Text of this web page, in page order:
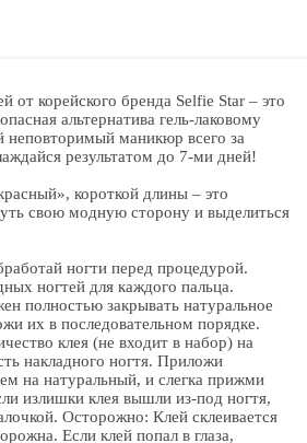
от корейского бренда Selfie Star – это
альтернатива гель-лаковому
маникюр всего за
результатом до 7-ми дней!
короткой длины – это
свою модную сторону и выделиться
ногти перед процедурой.
ногтей для каждого пальца.
полностью закрывать натуральное
их в последовательном порядке.
клея (не входит в набор) на
накладного ногтя. Приложи
на натуральный, и слегка прижми
излишки клея вышли из-под ногтя,
Осторожно: Клей склеивается
Если клей попал в глаза,